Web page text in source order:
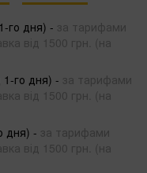
го дня) - за тарифами
від 1500 грн. (на
1-го дня) - за тарифами
від 1500 грн. (на
дня) - за тарифами
від 1500 грн. (на